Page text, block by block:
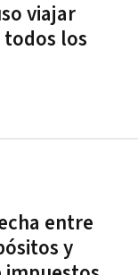
viajar
todos los
entre
y